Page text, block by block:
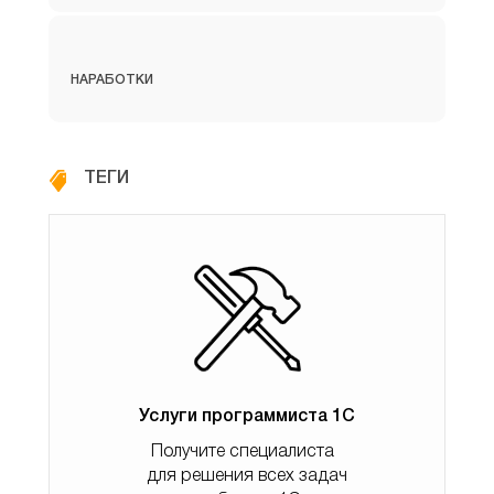
онда тек бір жұмыс процесін қолданған дұрыс;
процестерді конфигурациялау керек;
2. Rphost қатесі
жетіспеушілік проблемасы болады.
НАРАБОТКИ
ТЕГИ
Услуги программиста 1С
Получите специалиста
для решения всех задач